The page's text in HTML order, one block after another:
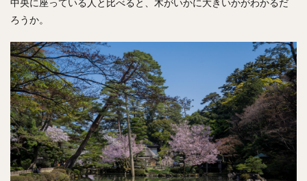
中央に座っている人と比べると、木がいかに大きいかがわかるだ
ろうか。